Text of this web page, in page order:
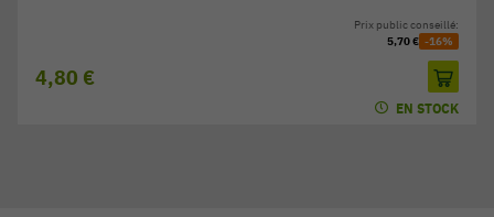
4,80 €
Prix public conseillé:
5,70 € -16%
EN STOCK